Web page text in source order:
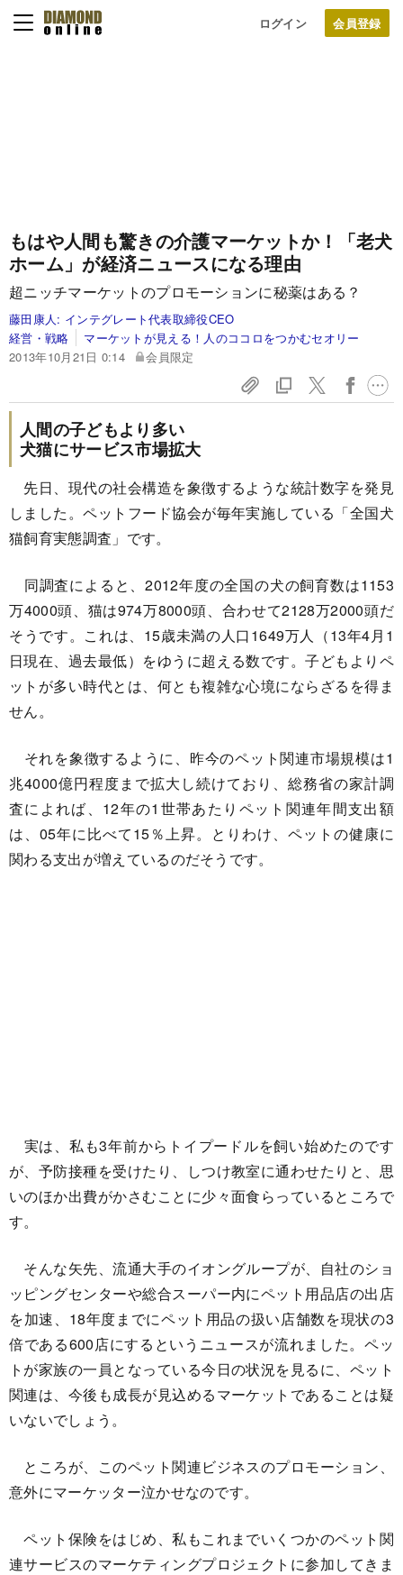
ログイン
もはや人間も驚きの介護マーケットか！
「老犬
ホーム」が経済ニュースになる理由
超ニッチマーケットのプロモーションに秘薬はある？
藤田康人: インテグレート代表取締役CEO
経営・戦略
マーケットが見える！人のココロをつかむセオリー
2013年10月21日 0:14
会員限定
人間の子どもより多い
犬猫にサービス市場拡大
先日、現代の社会構造を象徴するような統計数字を発見
しました。ペットフード協会が毎年実施している「全国犬
猫飼育実態調査」です。
同調査によると、2012年度の全国の犬の飼育数は1153
万4000頭、猫は974万8000頭、合わせて2128万2000頭だ
そうです。これは、15歳未満の人口1649万人（13年4月1
日現在、過去最低）をゆうに超える数です。子どもよりペ
ットが多い時代とは、何とも複雑な心境にならざるを得ま
せん。
それを象徴するように、昨今のペット関連市場規模は1
兆4000億円程度まで拡大し続けており、総務省の家計調
査によれば、12年の1世帯あたりペット関連年間支出額
は、05年に比べて15％上昇。とりわけ、ペットの健康に
関わる支出が増えているのだそうです。
実は、私も3年前からトイプードルを飼い始めたのです
が、予防接種を受けたり、しつけ教室に通わせたりと、思
いのほか出費がかさむことに少々面食らっているところで
す。
そんな矢先、流通大手のイオングループが、自社のショ
ッピングセンターや総合スーパー内にペット用品店の出店
を加速、18年度までにペット用品の扱い店舗数を現状の3
倍である600店にするというニュースが流れました。ペッ
トが家族の一員となっている今日の状況を見るに、ペット
関連は、今後も成長が見込めるマーケットであることは疑
いないでしょう。
ところが、このペット関連ビジネスのプロモーション、
意外にマーケッター泣かせなのです。
ペット保険をはじめ、私もこれまでいくつかのペット関
連サービスのマーケティングプロジェクトに参加してきま